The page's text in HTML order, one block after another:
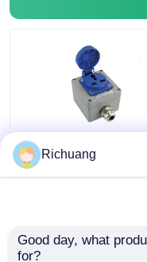
220V presa a prova di
esplosione all'aperto
nascosto 16A
Richuang
Good day, what
for?